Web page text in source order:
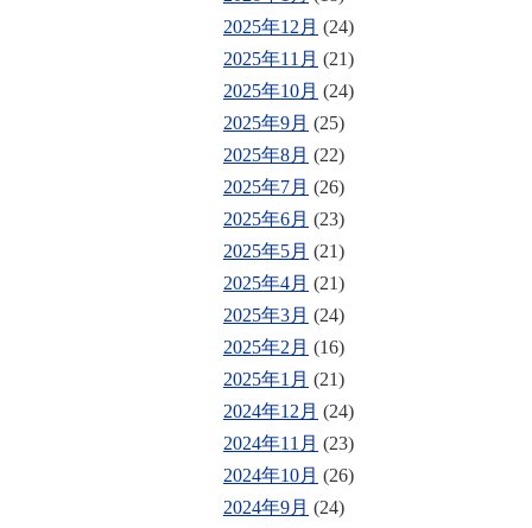
2025年12月 (24)
2025年11月 (21)
2025年10月 (24)
2025年9月 (25)
2025年8月 (22)
2025年7月 (26)
2025年6月 (23)
2025年5月 (21)
2025年4月 (21)
2025年3月 (24)
2025年2月 (16)
2025年1月 (21)
2024年12月 (24)
2024年11月 (23)
2024年10月 (26)
2024年9月 (24)